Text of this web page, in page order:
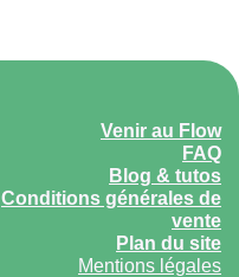
Venir au Flow
FAQ
Blog & tutos
Conditions générales de
vente
Plan du site
Mentions légales